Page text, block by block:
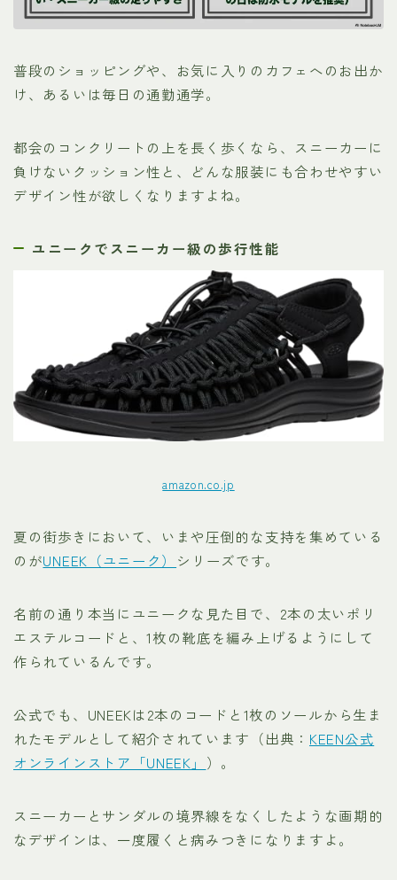
普段のショッピングや、お気に入りのカフェへのお出か
け、あるいは毎日の通勤通学。
都会のコンクリートの上を長く歩くなら、スニーカーに
負けないクッション性と、どんな服装にも合わせやすい
デザイン性が欲しくなりますよね。
ユニークでスニーカー級の歩行性能
amazon.co.jp
夏の街歩きにおいて、いまや圧倒的な支持を集めている
のがUNEEK（ユニーク） シリーズです。
名前の通り本当にユニークな見た目で、2本の太いポリ
エステルコードと、1枚の靴底を編み上げるようにして
作られているんです。
公式でも、UNEEKは2本のコードと1枚のソールから生ま
れたモデルとして紹介されています（出典： KEEN公式
オンラインストア「UNEEK」 ）。
スニーカーとサンダルの境界線をなくしたような画期的
なデザインは、一度履くと病みつきになりますよ。